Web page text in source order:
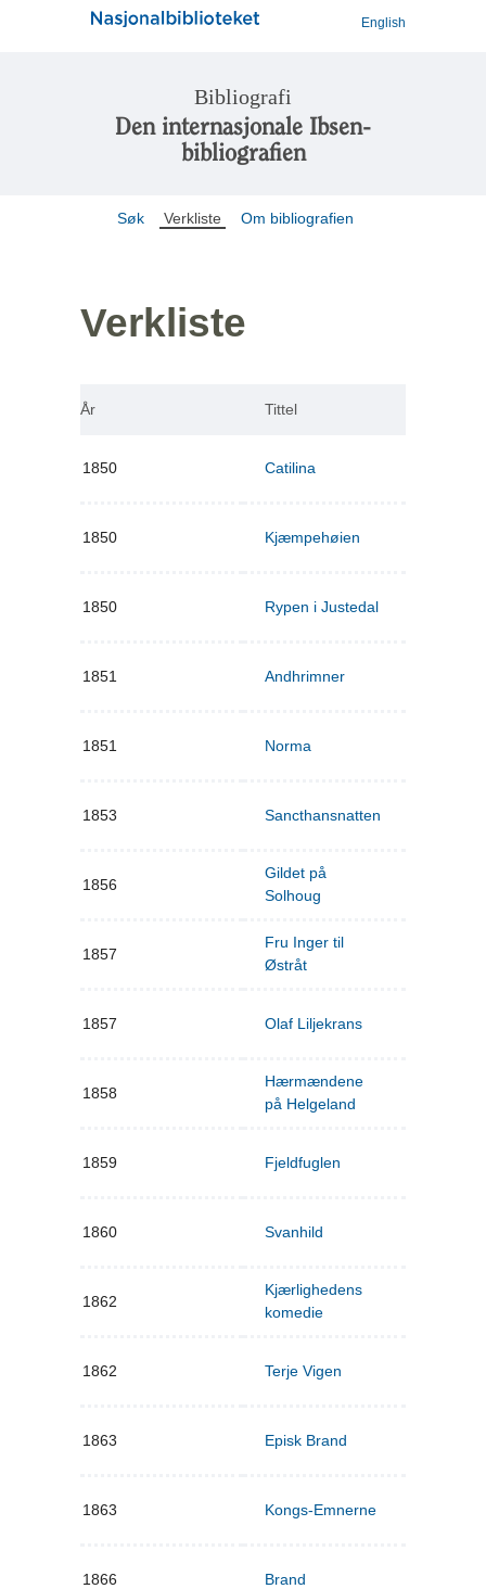
English
Bibliografi
Den internasjonale Ibsen-
bibliografien
Søk Verkliste Om bibliografien
Verkliste
År Tittel
1850 Catilina
1850 Kjæmpehøien
1850 Rypen i Justedal
1851 Andhrimner
1851 Norma
1853 Sancthansnatten
1856
Gildet på
Solhoug
1857
Fru Inger til
Østråt
1857 Olaf Liljekrans
1858
Hærmændene
på Helgeland
1859 Fjeldfuglen
1860 Svanhild
1862
Kjærlighedens
komedie
1862 Terje Vigen
1863 Episk Brand
1863 Kongs-Emnerne
1866 Brand